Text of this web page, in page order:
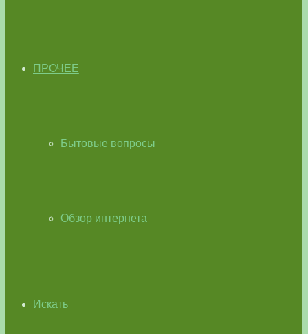
ПРОЧЕЕ
Бытовые вопросы
Обзор интернета
Искать